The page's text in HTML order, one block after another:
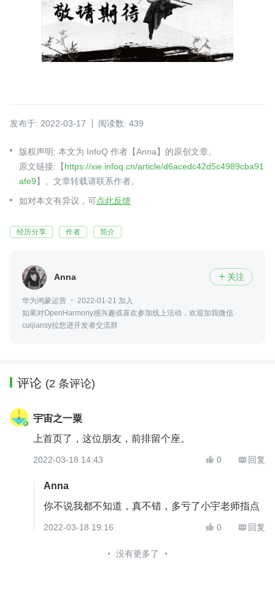
发布于: 2022-03-17 阅读数: 439
版权声明: 本文为 InfoQ 作者【Anna】的原创文章。
原文链接:【https://xie.infoq.cn/article/d6acedc42d5c4989cba91
afe9】。文章转载请联系作者。
如对本文有异议，可点此反馈
经历分享 作者 简介
Anna  关注
华为鸿蒙运营
2022-01-21 加入
如果对OpenHarmony感兴趣或喜欢参加线上活动，欢迎加我微信
cuijiansy拉您进开发者交流群
评论 (2 条评论)
宇宙之一粟
上首页了，这位朋友，前排留个座。
2022-03-18 14:43  0  回复
Anna
你不说我都不知道，真不错，多亏了小宇老师指点
2022-03-18 19:16  0  回复
没有更多了